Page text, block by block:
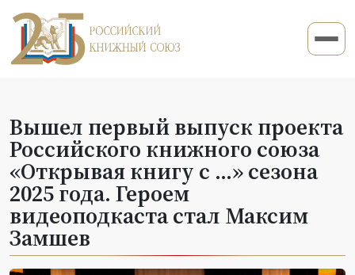
Вышел первый выпуск проекта
Российского книжного союза
«Открывая книгу с ...» сезона
2025 года. Героем
видеоподкаста стал Максим
Замшев